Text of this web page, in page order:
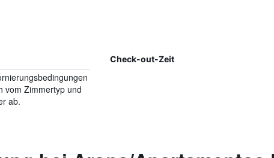
Check-out-Zeit
vom Zimmertyp und
ab.